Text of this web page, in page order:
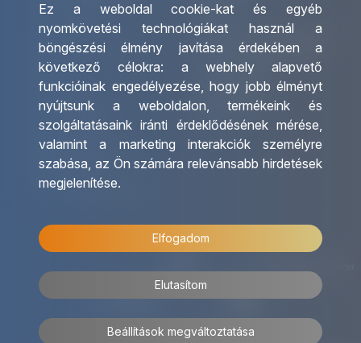
Ez a weboldal cookie-kat és egyéb
nyomkövetési technológiákat használ a
böngészési élmény javítása érdekében a
következő célokra: a webhely alapvető
funkcióinak engedélyezése, hogy jobb élményt
nyújtsunk a weboldalon,termékeink és
szolgáltatásaink iránti érdeklődésének mérése,
valamint a marketing interakciók személyre
szabása, az Ön számára relevánsabb hirdetések
megjelenítése.
Elfogadom
Elutasítom
Beállítások megváltoztatása
Csoportos utazások
szervezése
Egyéni utak szervezése
Hajóutak
Üzleti utaztatás
Nemzetközi tanár és
diákigazolványok
Letölthető katalógusunk
Ajándékutalvány
OTP Travel kedvezmények
Irodáink
Utazásszervező partnereink
Viszonteladó Partnereink
Partnereinknek
Utazási kérdőív
Impresszum